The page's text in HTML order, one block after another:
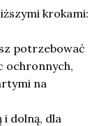
krokami:
potrzebować
ochronnych,
na
i dolną, dla